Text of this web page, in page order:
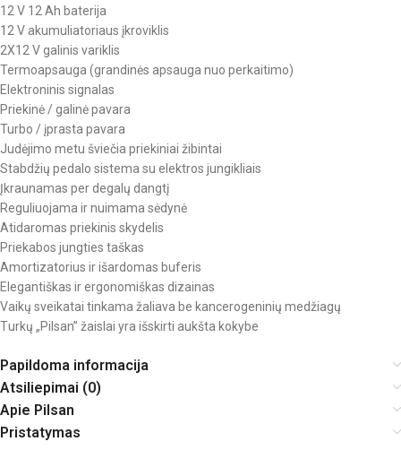
12 V 12 Ah baterija
12 V akumuliatoriaus įkroviklis
2X12 V galinis variklis
Termoapsauga (grandinės apsauga nuo perkaitimo)
Elektroninis signalas
Priekinė / galinė pavara
Turbo / įprasta pavara
Judėjimo metu šviečia priekiniai žibintai
Stabdžių pedalo sistema su elektros jungikliais
Įkraunamas per degalų dangtį
Reguliuojama ir nuimama sėdynė
Atidaromas priekinis skydelis
Priekabos jungties taškas
Amortizatorius ir išardomas buferis
Elegantiškas ir ergonomiškas dizainas
Vaikų sveikatai tinkama žaliava be kancerogeninių medžiagų
Тurkų „Pilsan” žaislai yra išskirti aukšta kokybe
Papildoma informacija
Atsiliepimai (0)
Apie Pilsan
Pristatymas